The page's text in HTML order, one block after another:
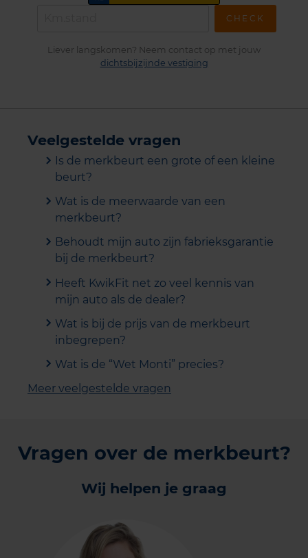
CHECK
Liever langskomen? Neem contact op met jouw
dichtsbijzijnde vestiging
Veelgestelde vragen
Is de merkbeurt een grote of een kleine
beurt?
Wat is de meerwaarde van een
merkbeurt?
Behoudt mijn auto zijn fabrieksgarantie
bij de merkbeurt?
Heeft KwikFit net zo veel kennis van
mijn auto als de dealer?
Wat is bij de prijs van de merkbeurt
inbegrepen?
Wat is de “Wet Monti” precies?
Meer veelgestelde vragen
Vragen over de merkbeurt?
Wij helpen je graag